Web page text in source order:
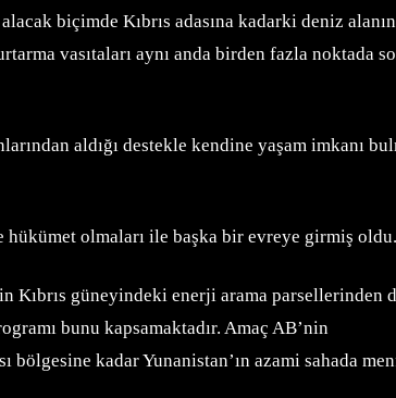
biçimde Kıbrıs adasına kadarki deniz
vasıtaları aynı anda birden fazla noktada
aldığı destekle kendine yaşam imkanı
olmaları ile başka bir evreye girmiş oldu.
Kıbrıs güneyindeki enerji arama parsellerinden
bunu kapsamaktadır. Amaç AB’nin
kadar Yunanistan’ın azami sahada